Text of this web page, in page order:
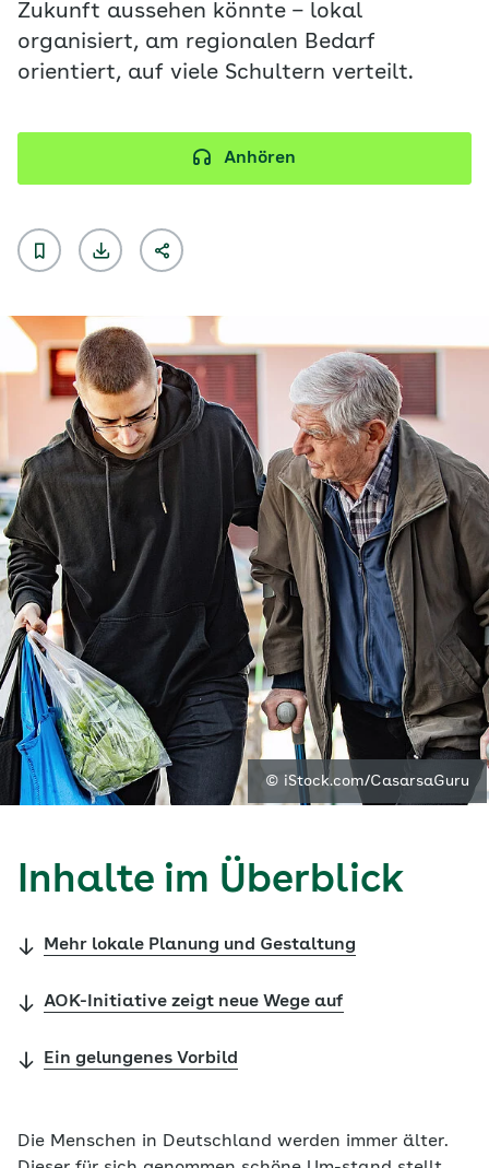
Zukunft aussehen könnte – lokal
organisiert, am regionalen Bedarf
orientiert, auf viele Schultern verteilt.
Anhören
© iStock.com/CasarsaGuru
Inhalte im Überblick
Mehr lokale Planung und Gestaltung
AOK-Initiative zeigt neue Wege auf
Ein gelungenes Vorbild
Die Menschen in Deutschland werden immer älter.